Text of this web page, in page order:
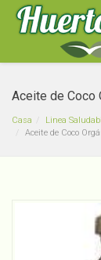
Aceite de Coco
Casa Linea
Aceite de Coco